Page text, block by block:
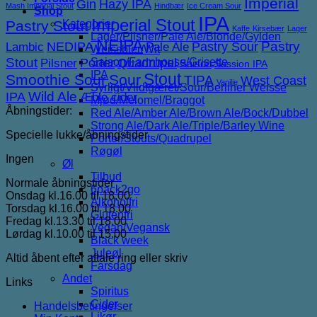
Shop
Kategorier
Lager/Pilsner/Pale Ale/Blonde/Gylden
Weissbier/Wit
Saison/Farmhouse/Grisette
IPA
Syrligt/Vildtgæret/Sour/Berliner Weisse
Mjød/Melomel/Braggot
Red Ale/Amber Ale/Brown Ale/Bock/Dubbel
Strong Ale/Dark Ale/Triple/Barley Wine
Porter/Stouts/Quadrupel
Røgøl
Øl
Tilbud
6pack2go
Alkoholfri
Glutenfri
Vegan/Vegansk
Black week
Juleøl
Farsdag
Andet
Spiritus
Cider
Mash Imperial Stout Gin Hazy IPA Hindbær Ice Cream Sour
Pastry Stout Imperial Stout IPA Kaffe Kirsebær Lager
Lambic NEDIPANEIPA Pale Ale Pastry SourPastry
Stout Pilsner Porter Quadrupel Saison Session IPA
Smoothie SourSourStoutTIPA Vanilje West Coast
IPAWild Ale Æble cider
Åbningstider:
Specielle lukke/åbningstider
Ingen
Normale åbningstider
Onsdag kl.16.00 til 18.00
Torsdag kl.16.00 til 18.00
Fredag kl.13.30 til 18.00
Lørdag kl.10.00 til 15.00
Altid åbent efter aftale ring eller skriv
Links
Handelsbetingelser